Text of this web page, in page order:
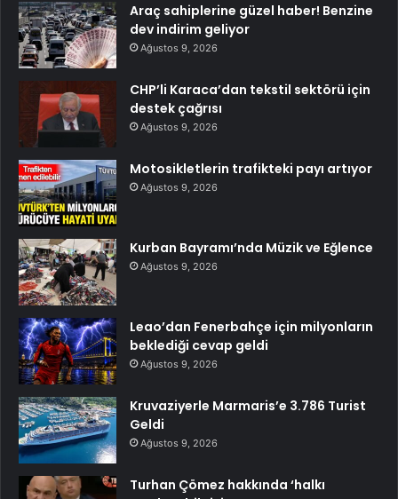
Araç sahiplerine güzel haber! Benzine
dev indirim geliyor
Ağustos 9, 2026
CHP’li Karaca’dan tekstil sektörü için
destek çağrısı
Ağustos 9, 2026
Motosikletlerin trafikteki payı artıyor
Ağustos 9, 2026
Kurban Bayramı’nda Müzik ve Eğlence
Ağustos 9, 2026
Leao’dan Fenerbahçe için milyonların
beklediği cevap geldi
Ağustos 9, 2026
Kruvaziyerle Marmaris’e 3.786 Turist
Geldi
Ağustos 9, 2026
Turhan Çömez hakkında ‘halkı